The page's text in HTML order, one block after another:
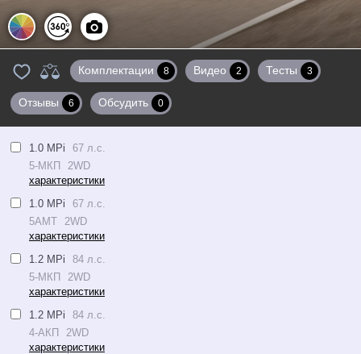
Цвета360° Фото
Комплектации 8 Видео 2 Тесты 3
Отзывы 6 Обсудить 0
1.0 MPi
67 л.с.
5-МКП
2WD
характеристики
1.0 MPi
67 л.с.
5AMT
2WD
характеристики
1.2 MPi
84 л.с.
5-МКП
2WD
характеристики
1.2 MPi
84 л.с.
4-АКП
2WD
характеристики